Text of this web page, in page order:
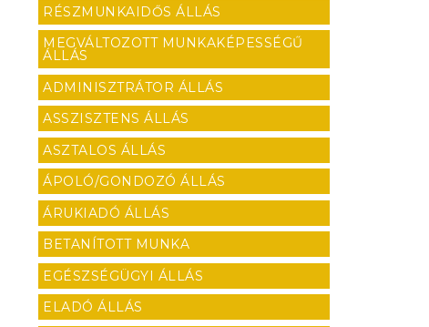
RÉSZMUNKAIDŐS ÁLLÁS
MEGVÁLTOZOTT MUNKAKÉPESSÉGŰ
ÁLLÁS
ADMINISZTRÁTOR ÁLLÁS
ASSZISZTENS ÁLLÁS
ASZTALOS ÁLLÁS
ÁPOLÓ/GONDOZÓ ÁLLÁS
ÁRUKIADÓ ÁLLÁS
BETANÍTOTT MUNKA
EGÉSZSÉGÜGYI ÁLLÁS
ELADÓ ÁLLÁS